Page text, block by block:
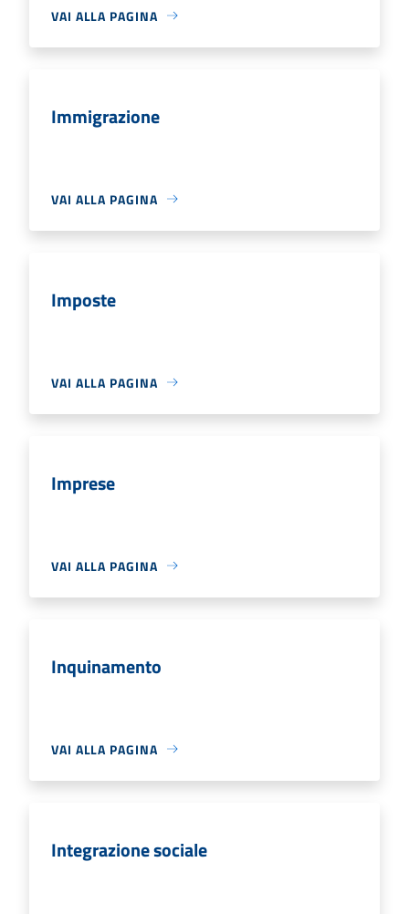
VAI ALLA PAGINA
Immigrazione
VAI ALLA PAGINA
Imposte
VAI ALLA PAGINA
Imprese
VAI ALLA PAGINA
Inquinamento
VAI ALLA PAGINA
Integrazione sociale